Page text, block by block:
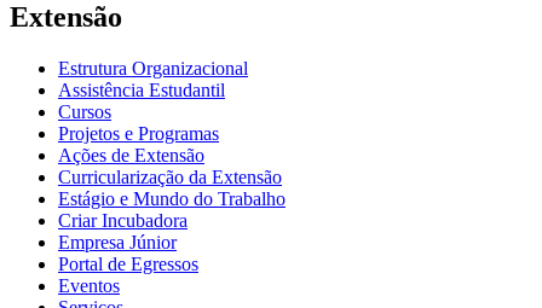
Extensão
Estrutura Organizacional
Assistência Estudantil
Cursos
Projetos e Programas
Ações de Extensão
Curricularização da Extensão
Estágio e Mundo do Trabalho
Criar Incubadora
Empresa Júnior
Portal de Egressos
Eventos